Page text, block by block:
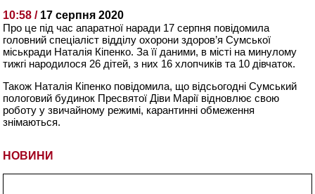
НОВИНИ
10:58 / 17 серпня 2020
Про це під час апаратної наради 17 серпня повідомила
головний спеціаліст відділу охорони здоров’я Сумської
міськради Наталія Кіпенко. За її даними, в місті на минулому
тижгі народилося 26 дітей, з них 16 хлопчиків та 10 дівчаток.
Також Наталія Кіпенко повідомила, що відсьогодні Сумський
пологовий будинок Пресвятої Діви Марії відновлює свою
роботу у звичайному режимі, карантинні обмеження
знімаються.